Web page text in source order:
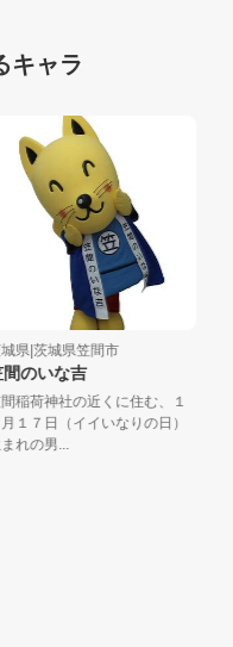
キャラ
県|茨城県笠間市
のいな吉
稲荷神社の近くに住む、１
１７日（イイいなりの日）
れの男...